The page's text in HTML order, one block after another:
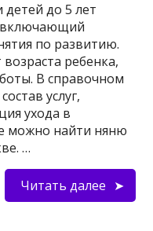
детей до 5 лет
включающий
по развитию.
ребенка,
В справочном
услуг,
ухода в
можно найти няню
…
Читать далее